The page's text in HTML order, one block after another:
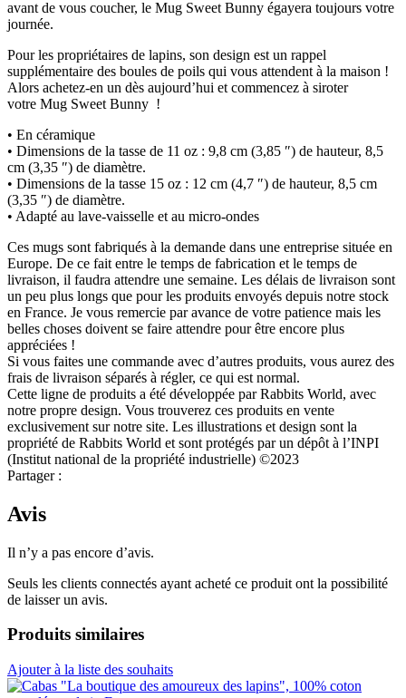
avant de vous coucher, le Mug Sweet Bunny égayera toujours votre
journée.
Pour les propriétaires de lapins, son design est un rappel
supplémentaire des boules de poils qui vous attendent à la maison !
Alors achetez-en un dès aujourd’hui et commencez à siroter
votre Mug Sweet Bunny !
• En céramique
• Dimensions de la tasse de 11 oz : 9,8 cm (3,85 ″) de hauteur, 8,5
cm (3,35 ″) de diamètre.
• Dimensions de la tasse 15 oz : 12 cm (4,7 ″) de hauteur, 8,5 cm
(3,35 ″) de diamètre.
• Adapté au lave-vaisselle et au micro-ondes
Ces mugs sont fabriqués à la demande dans une entreprise située en
Europe. De ce fait entre le temps de fabrication et le temps de
livraison, il faudra attendre une semaine. Les délais de livraison sont
un peu plus longs que pour les produits envoyés depuis notre stock
en France. Je vous remercie par avance de votre patience mais les
belles choses doivent se faire attendre pour être encore plus
appréciées !
Si vous faites une commande avec d’autres produits, vous aurez des
frais de livraison séparés à régler, ce qui est normal.
Cette ligne de produits a été développée par Rabbits World, avec
notre propre design. Vous trouverez ces produits en vente
exclusivement sur notre site. Les illustrations et design sont la
propriété de Rabbits World et sont protégés par un dépôt à l’INPI
(Institut national de la propriété industrielle) ©2023
Partager :
Avis
Il n’y a pas encore d’avis.
Seuls les clients connectés ayant acheté ce produit ont la possibilité
de laisser un avis.
Produits similaires
Ajouter à la liste des souhaits